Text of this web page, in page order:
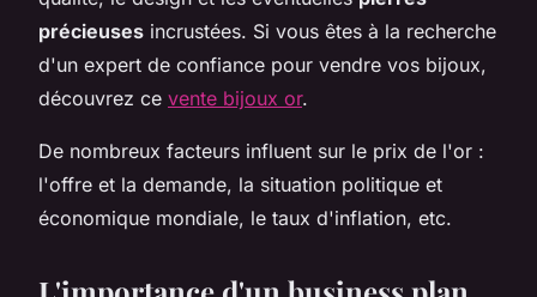
précieuses incrustées. Si vous êtes à la recherche
d'un expert de confiance pour vendre vos bijoux,
découvrez ce vente bijoux or.
De nombreux facteurs influent sur le prix de l'or :
l'offre et la demande, la situation politique et
économique mondiale, le taux d'inflation, etc.